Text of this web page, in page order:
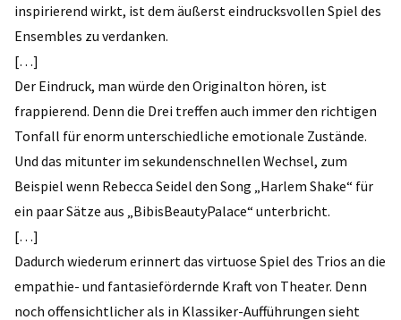
inspirierend wirkt, ist dem äußerst eindrucksvollen Spiel des
Ensembles zu verdanken.
[…]
Der Eindruck, man würde den Originalton hören, ist
frappierend. Denn die Drei treffen auch immer den richtigen
Tonfall für enorm unterschiedliche emotionale Zustände.
Und das mitunter im sekundenschnellen Wechsel, zum
Beispiel wenn Rebecca Seidel den Song „Harlem Shake“ für
ein paar Sätze aus „BibisBeautyPalace“ unterbricht.
[…]
Dadurch wiederum erinnert das virtuose Spiel des Trios an die
empathie- und fantasiefördernde Kraft von Theater. Denn
noch offensichtlicher als in Klassiker-Aufführungen sieht